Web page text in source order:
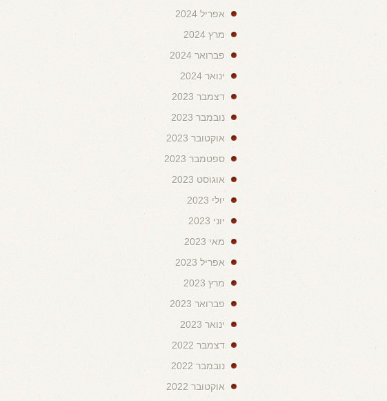
אפריל 2024
מרץ 2024
פברואר 2024
ינואר 2024
דצמבר 2023
נובמבר 2023
אוקטובר 2023
ספטמבר 2023
אוגוסט 2023
יולי 2023
יוני 2023
מאי 2023
אפריל 2023
מרץ 2023
פברואר 2023
ינואר 2023
דצמבר 2022
נובמבר 2022
אוקטובר 2022